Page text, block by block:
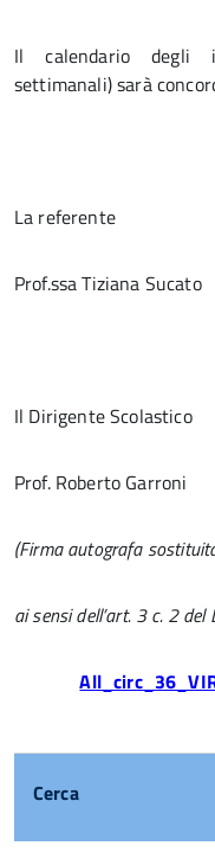
Il calendario degli
settimanali) sarà
La referente
Prof.ssa Tiziana Sucato
Il Dirigente Scolastico
Prof. Roberto Garroni
(Firma autografa
ai sensi dell’art. 3 c. 2
Cerca